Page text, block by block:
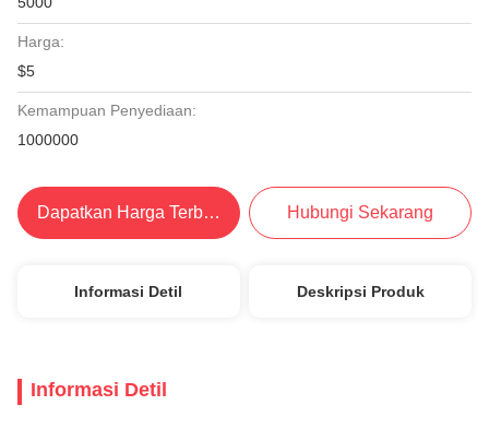
Harga:
$5
Kemampuan Penyediaan:
1000000
Dapatkan Harga Terbaik Hubungi Sekarang
Informasi Detil Deskripsi Produk
Informasi Detil